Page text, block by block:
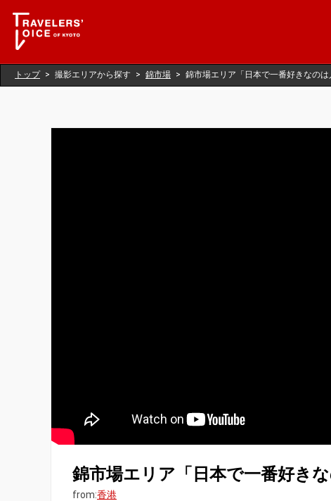
トップ 撮影エリアから探す 錦市場 錦市場エリア「日本で一番好きなのは
錦市場エリア「日本で一番好き
from:香港